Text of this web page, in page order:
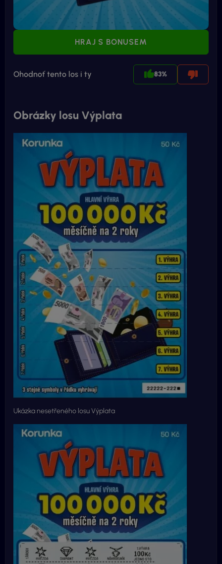
HRAJ S BONUSEM
Ohodnoť tento los i ty 83%
Obrázky losu Výplata
Ukázka nesetřeného losu Výplata